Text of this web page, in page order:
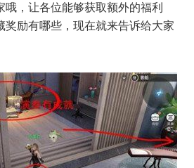
哦，让各位能够获取额外的福利
奖励有哪些，现在就来告诉给大家